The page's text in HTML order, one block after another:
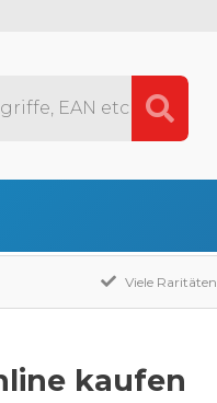
Viele
kaufen